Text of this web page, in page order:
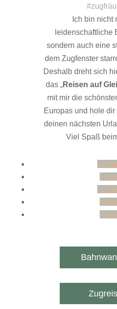
Ich bin nicht
leidenschaftliche
sondern auch eine
dem Zugfenster
Deshalb dreht sich
das „Reisen auf
mit mir die
Europas und hole
deinen nächsten
Viel Spaß